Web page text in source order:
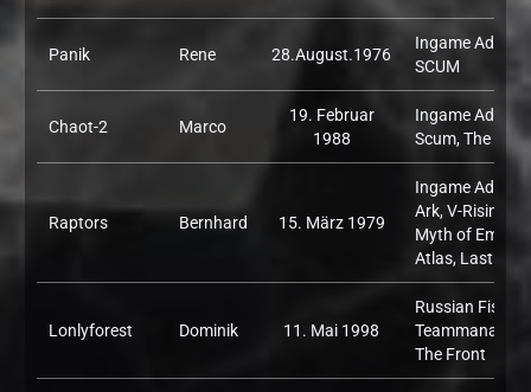
Panik Rene 28.August.1976
Ingame Admin:
SCUM
Chaot-2 Marco
19. Februar
1988
Ingame Admin:
Scum, The
Raptors Bernhard 15. März 1979
Ingame Admin:
Ark, V-Rising,
Myth of
Atlas, Last
Lonlyforest Dominik 11. Mai 1998
Russian
Teammanager,
The Front